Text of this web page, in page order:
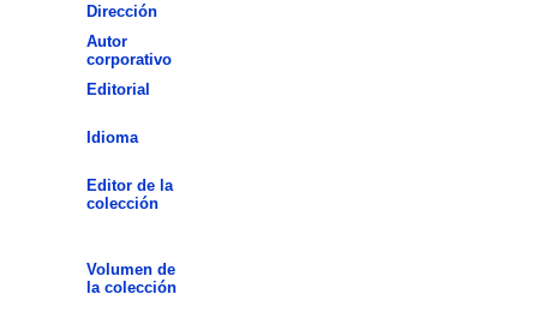
Dirección
Autor
corporativo
Editorial
Idioma
Editor de la
colección
Volumen de
la colección